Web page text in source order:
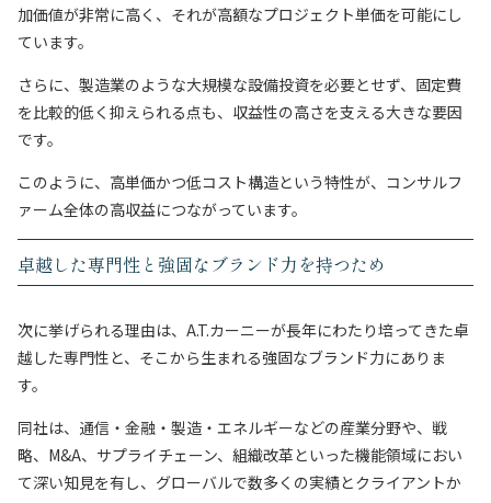
加価値が非常に高く、それが高額なプロジェクト単価を可能にし
ています。
さらに、製造業のような大規模な設備投資を必要とせず、固定費
を比較的低く抑えられる点も、収益性の高さを支える大きな要因
です。
このように、高単価かつ低コスト構造という特性が、コンサルフ
ァーム全体の高収益につながっています。
卓越した専門性と強固なブランド力を持つため
次に挙げられる理由は、A.T.カーニーが長年にわたり培ってきた卓
越した専門性と、そこから生まれる強固なブランド力にありま
す。
同社は、通信・金融・製造・エネルギーなどの産業分野や、戦
略、M&A、サプライチェーン、組織改革といった機能領域におい
て深い知見を有し、グローバルで数多くの実績とクライアントか